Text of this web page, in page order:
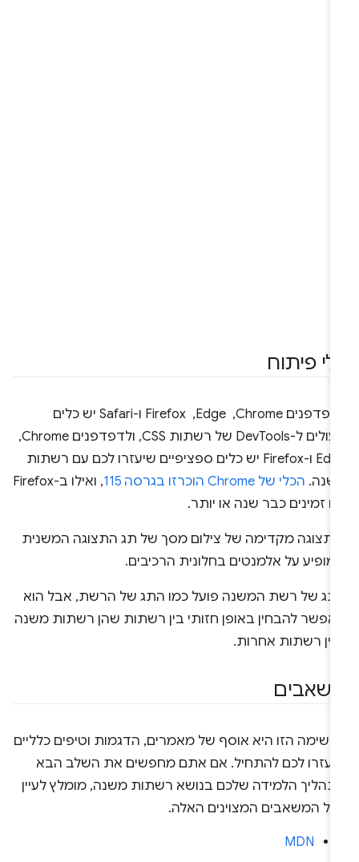
פיתוח
לדפדפנים Chrome, ‏ Edge, ‏ Firefox ו-Safari יש כלים
מעולים ל-DevTools של רשתות CSS, ולדפדפנים Chrome,‏
Edge ו-Firefox יש כלים ספציפיים שיעזרו לכם עם רשתות
הכלי של Chrome הוכרזו בגרסה 115
, ואילו ב-Firefox
זמינים כבר שנה או יותר.
של רשת המשנה פועל כמו התג של הרשת, אבל הוא
להבחין באופן חזותי בין רשתות שהן רשתות משנה
רשתות אחרות.
הזו היא אוסף של מאמרים, הדגמות וטיפים כלליים
לכם להתחיל. אם אתם מחפשים את השלב הבא
הלמידה שלכם בנושא רשתות משנה, מומלץ לעיין
המשאבים המצוינים האלה.
MDN